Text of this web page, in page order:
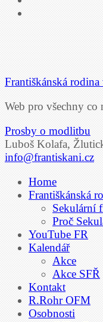
Františkánská rodina
Web pro všechny co
Prosby o modlitbu
Luboš Kolafa,
info@frantiskani.cz
Home
Františkánská
Sekulární
Proč
YouTube FR
Kalendář
Akce
Akce SFŘ
Kontakt
R.Rohr OFM
Osobnosti